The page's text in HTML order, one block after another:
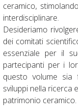
ceramico,
interdisciplinare.
Desideriamo
dei comitati
essenziale per il
partecipanti per i
questo volume
sviluppi nella ricerca
patrimonio ceramico.